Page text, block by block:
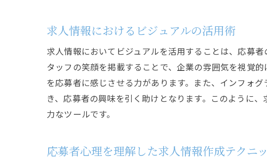
求人情報におけるビジュアルの活用術
求人情報においてビジュアルを活用することは、応募
タッフの笑顔を掲載することで、企業の雰囲気を視覚
を応募者に感じさせる力があります。また、インフォ
き、応募者の興味を引く助けとなります。このように
力なツールです。
応募者心理を理解した求人情報作成テクニ